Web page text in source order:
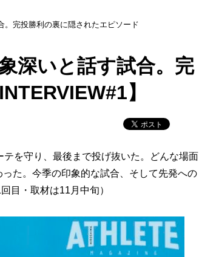
完投勝利の裏に隠されたエピソード
深いと話す試合。完
】
を守り、最後まで投げ抜いた。どんな場面
た。今季の印象的な試合、そして先発への
目・取材は11月中旬）